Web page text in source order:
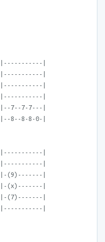
|
|
|
|-----------|
7--7-7---|
8--8-8-0-|
|
|
|-(9)-------|
(x)-------|
|-(7)-------|
|